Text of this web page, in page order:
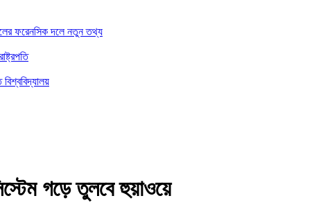
ফরেনসিক দলে নতুন তথ্য
গড়ে তুলবে হুয়াওয়ে